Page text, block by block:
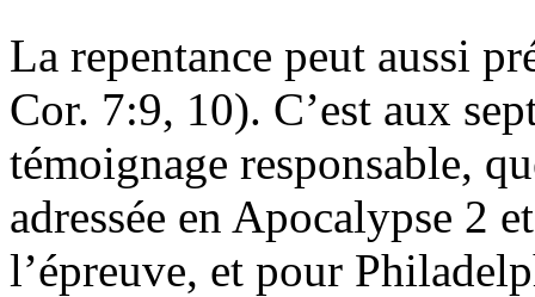
La repentance peut aussi
Cor. 7:9, 10). C’est aux
témoignage responsable,
adressée en Apocalypse 2
l’épreuve, et pour